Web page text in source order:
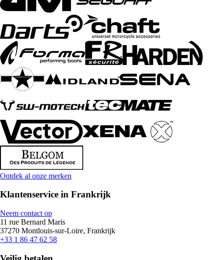
Ontdek al onze merken
Klantenservice in Frankrijk
Neem contact op
11 rue Bernard Maris
37270 Montlouis-sur-Loire, Frankrijk
+33 1 86 47 62 58